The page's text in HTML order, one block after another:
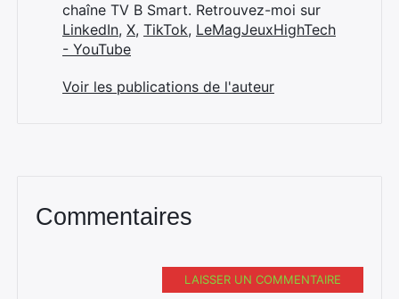
chaîne TV B Smart. Retrouvez-moi sur
LinkedIn, X, TikTok, LeMagJeuxHighTech
- YouTube
Voir les publications de l'auteur
Commentaires
LAISSER UN COMMENTAIRE